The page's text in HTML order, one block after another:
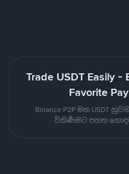
Trade USDT Easily -
Favorite
Binance P2P මත USDT
විකිණීමට පහත හොඳම